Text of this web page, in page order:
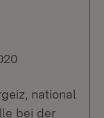
national
bei der